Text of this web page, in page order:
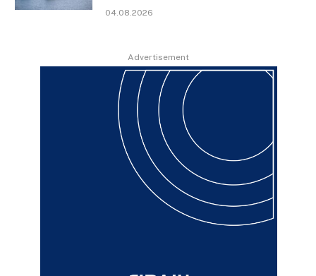
04.08.2026
Advertisement